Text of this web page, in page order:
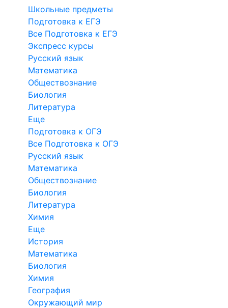
Школьные предметы
Подготовка к ЕГЭ
Все Подготовка к ЕГЭ
Экспресс курсы
Русский язык
Математика
Обществознание
Биология
Литература
Еще
Подготовка к ОГЭ
Все Подготовка к ОГЭ
Русский язык
Математика
Обществознание
Биология
Литература
Химия
Еще
История
Математика
Биология
Химия
География
Окружающий мир